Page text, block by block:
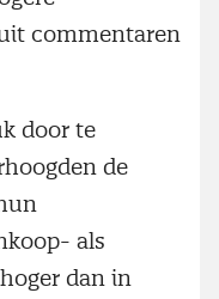
commentaren
door te
de
als
dan in